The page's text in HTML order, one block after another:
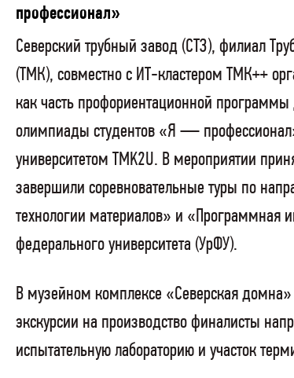
профессионал»
Северский трубный завод (СТЗ), филиал
(ТМК), совместно с ИТ-кластером ТМК++
как часть профориентационной программы
олимпиады студентов «Я —
университетом TMK2U. В мероприятии
завершили соревновательные туры по
технологии материалов» и «Программная
федерального университета (УрФУ).
В музейном комплексе «Северская
экскурсии на производство финалисты
испытательную лабораторию и участок